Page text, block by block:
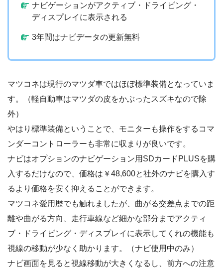
ナビゲーションがアクティブ・ドライビング・
ディスプレイに表示される
3年間はナビデータの更新無料
マツコネは現行のマツダ車ではほぼ標準装備となっていま
す。（軽自動車はマツダの皮をかぶったスズキなので除
外）
やはり標準装備ということで、モニターも操作をするコマ
ンダーコントローラーも非常に収まりが良いです。
ナビはオプションのナビゲーション用SDカードPLUSを購
入するだけなので、価格は￥48,600と社外のナビを購入す
るより価格を安く抑えることができます。
マツコネ愛用歴でも触れましたが、曲がる交差点までの距
離や曲がる方向、走行車線など細かな部分までアクティ
ブ・ドライビング・ディスプレイに表示してくれの機能も
視線の移動が少なく助かります。（ナビ使用中のみ）
ナビ画面を見ると視線移動が大きくなるし、前方への注意